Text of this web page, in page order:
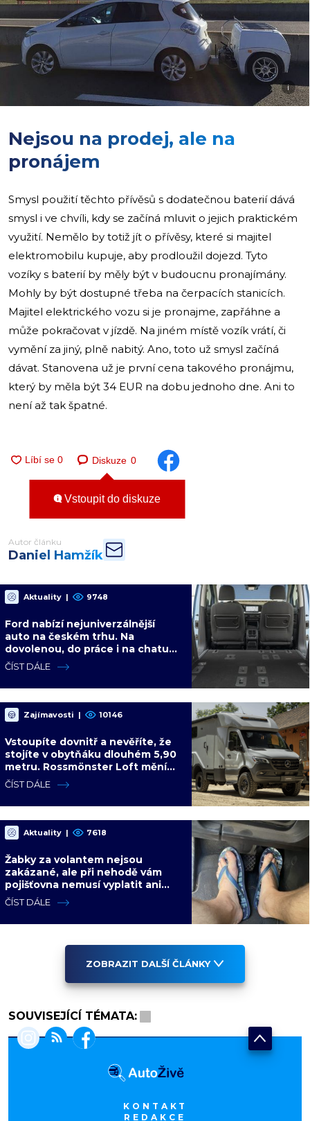
i
Nejsou na prodej, ale na
pronájem
Smysl použití těchto přívěsů s dodatečnou baterií dává
smysl i ve chvíli, kdy se začíná mluvit o jejich praktickém
využití. Nemělo by totiž jít o přívěsy, které si majitel
elektromobilu kupuje, aby prodloužil dojezd. Tyto
vozíky s baterií by měly být v budoucnu pronajímány.
Mohly by být dostupné třeba na čerpacích stanicích.
Majitel elektrického vozu si je pronajme, zapřáhne a
může pokračovat v jízdě. Na jiném místě vozík vrátí, či
vymění za jiný, plně nabitý. Ano, toto už smysl začíná
dávat. Stanovena už je první cena takového pronájmu,
který by měla být 34 EUR na dobu jednoho dne. Ani to
není až tak špatné.
Diskuze 0
Vstoupit do diskuze
Autor článku
Daniel Hamžík
Aktuality | 9748
Ford nabízí nejuniverzálnější
auto na českém trhu. Na
dovolenou, do práce i na chatu
za cenu kompaktního SUV
ČÍST DÁLE
Zajímavosti | 10146
Vstoupíte dovnitř a nevěříte, že
stojíte v obytňáku dlouhém 5,90
metru. Rossmönster Loft mění
představy o kempování
ČÍST DÁLE
Aktuality | 7618
Žabky za volantem nejsou
zakázané, ale při nehodě vám
pojišťovna nemusí vyplatit ani
korunu. Vysvětlíme proč
ČÍST DÁLE
ZOBRAZIT DALŠÍ ČLÁNKY
SOUVISEJÍCÍ TÉMATA:
KONTAKT
REDAKCE